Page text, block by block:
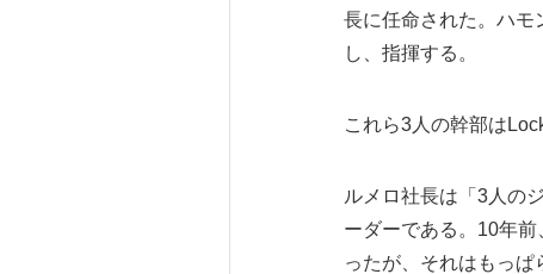
長に任命された。ハモ
し、指揮する。
これら3人の幹部は
ルメロ社長は「3人の
ーダーである。10年
ったが、それはもっ